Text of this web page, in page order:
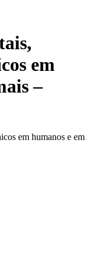
em
–
em humanos e em